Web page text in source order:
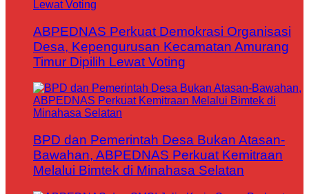
ABPEDNAS Perkuat Demokrasi Organisasi
Desa, Kepengurusan Kecamatan Amurang
Timur Dipilih Lewat Voting
BPD dan Pemerintah Desa Bukan Atasan-
Bawahan, ABPEDNAS Perkuat Kemitraan
Melalui Bimtek di Minahasa Selatan